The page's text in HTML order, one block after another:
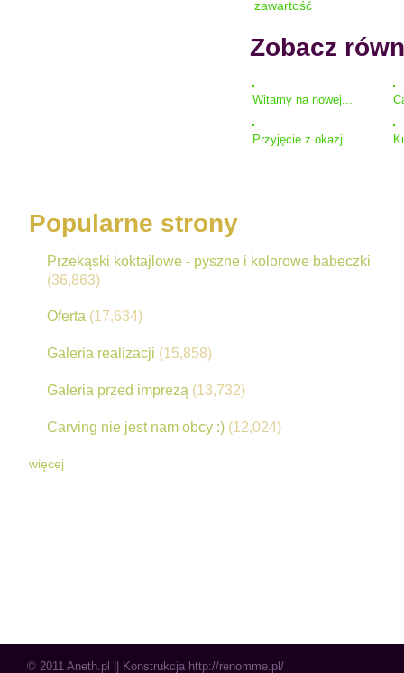
Zobacz
Witamy na nowej...
Przyjęcie z okazji...
Popularne strony
Przekąski koktajlowe - pyszne i kolorowe babeczki
(36,863)
Oferta (17,634)
Galeria realizacji (15,858)
Galeria przed imprezą (13,732)
Carving nie jest nam obcy :) (12,024)
więcej
© 2011 Aneth.pl || Konstrukcja http://renomme.pl/